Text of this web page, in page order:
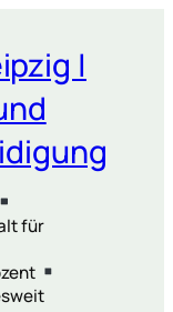
|
für